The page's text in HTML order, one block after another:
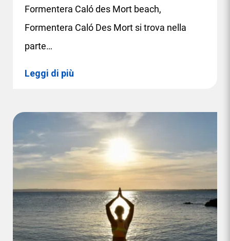
Formentera Caló des Mort beach,
Formentera Caló Des Mort si trova nella
parte…
Leggi di più